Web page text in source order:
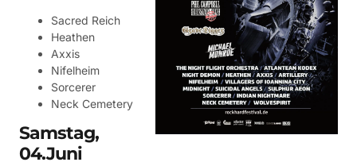
Sacred Reich
Heathen
Axxis
Nifelheim
Sorcerer
Neck Cemetery
Samstag,
04.Juni